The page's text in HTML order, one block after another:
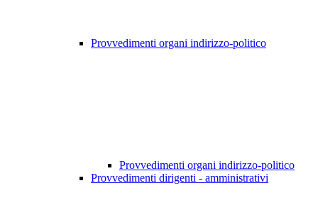
Provvedimenti organi indirizzo-politico
Provvedimenti organi indirizzo-politico
Provvedimenti dirigenti - amministrativi